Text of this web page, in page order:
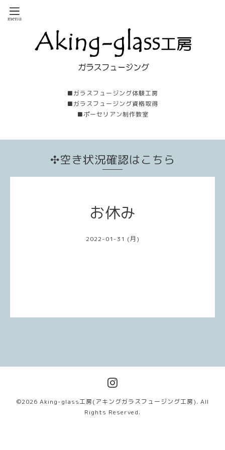
■ガラスフュージング体験工房
■ガラスフュージング資格取得
■ポーセリアン制作教室
✣空き状況確認はこちら
お休み
2022-01-31 (月)
©2026 Aking-glass工房(アキングガラスフュージング工房). All
Rights Reserved.